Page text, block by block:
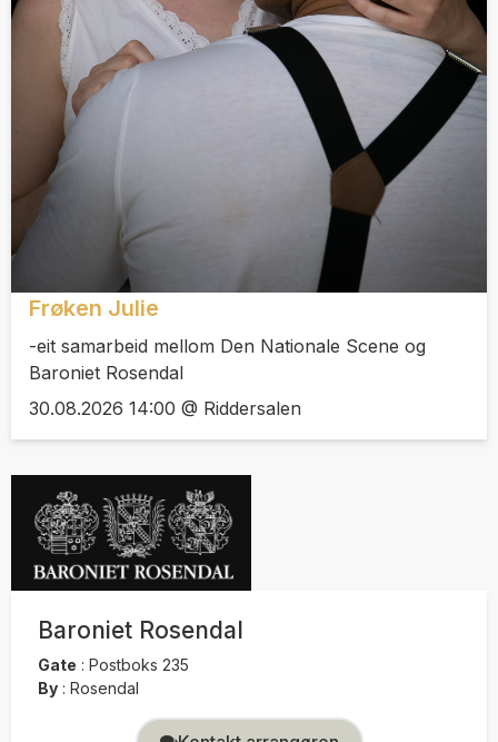
Frøken Julie
-eit samarbeid mellom Den Nationale Scene og
Baroniet Rosendal
30.08.2026 14:00 @ Riddersalen
Baroniet Rosendal
Gate : Postboks 235
By : Rosendal